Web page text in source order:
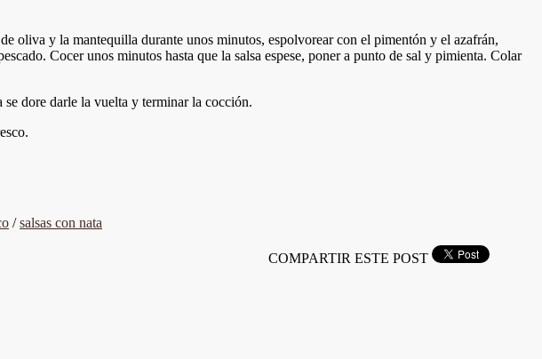
oliva y la mantequilla durante unos minutos, espolvorear con el pimentón y el azafrán,
Cocer unos minutos hasta que la salsa espese, poner a punto de sal y pimienta. Colar
dore darle la vuelta y terminar la cocción.
/salsas con nata
COMPARTIR ESTE POST